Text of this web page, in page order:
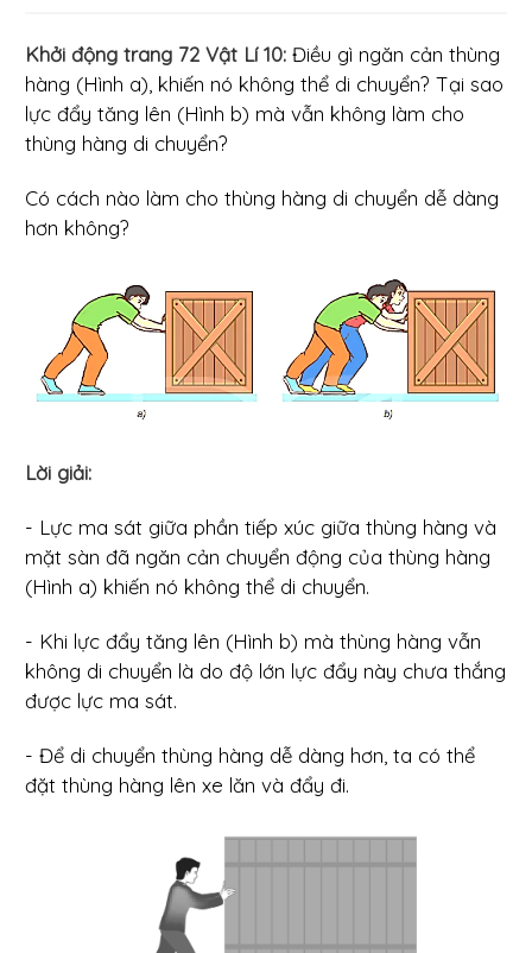
Khởi động trang 72 Vật Lí 10: Điều gì ngăn cản thùng
hàng (Hình a), khiến nó không thể di chuyển? Tại sao
lực đẩy tăng lên (Hình b) mà vẫn không làm cho
thùng hàng di chuyển?
Có cách nào làm cho thùng hàng di chuyển dễ dàng
hơn không?
Lời giải:
- Lực ma sát giữa phần tiếp xúc giữa thùng hàng và
mặt sàn đã ngăn cản chuyển động của thùng hàng
(Hình a) khiến nó không thể di chuyển.
- Khi lực đẩy tăng lên (Hình b) mà thùng hàng vẫn
không di chuyển là do độ lớn lực đẩy này chưa thắng
được lực ma sát.
- Để di chuyển thùng hàng dễ dàng hơn, ta có thể
đặt thùng hàng lên xe lăn và đẩy đi.